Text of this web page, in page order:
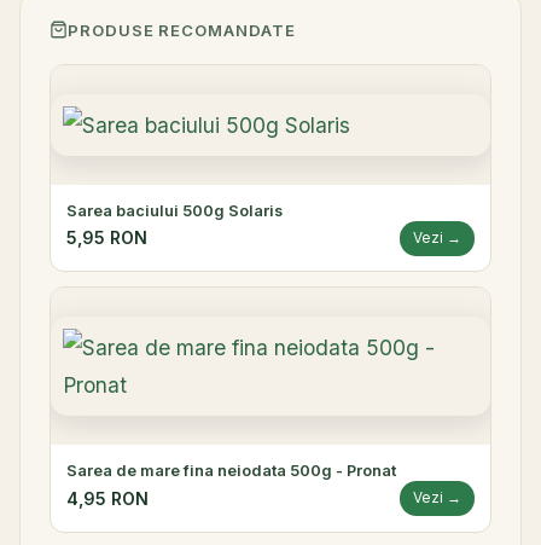
PRODUSE RECOMANDATE
Sarea baciului 500g Solaris
5,95 RON Vezi →
Sarea de mare fina neiodata 500g - Pronat
4,95 RON Vezi →